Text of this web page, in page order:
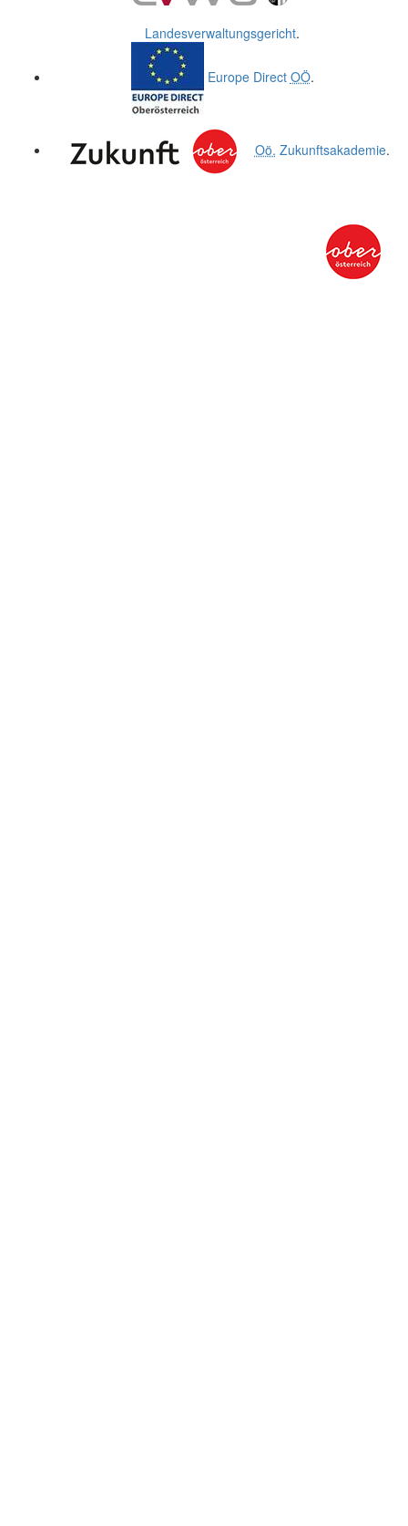
Landesverwaltungsgericht.
Europe Direct OÖ.
Oö. Zukunftsakademie.